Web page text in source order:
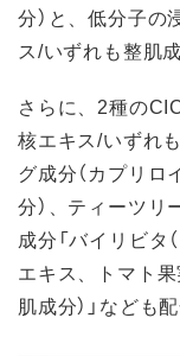
分）と、低分子
ス/いずれも整肌成
さらに、2種の
核エキス/いずれ
グ成分（カプリ
分）、ティーツリ
成分「バイリビタ
エキス、トマト
肌成分）」なども配